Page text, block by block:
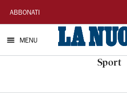
La
Nuova
Sardegna
ABBONATI
MENU
Sport